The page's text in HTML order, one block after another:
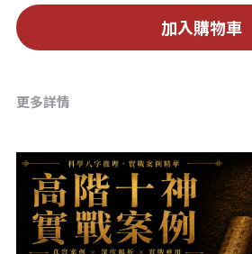
五行八字線上班
加入購物車
更多詳情